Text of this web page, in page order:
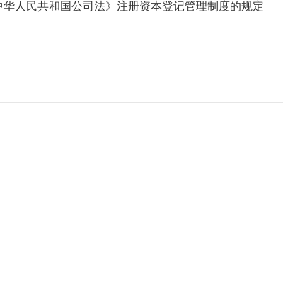
华人民共和国公司法》注册资本登记管理制度的规定